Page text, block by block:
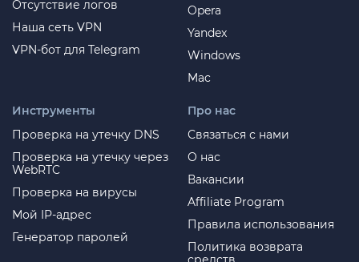
Отсутствие логов
Наша сеть VPN
VPN-бот для Telegram
Opera
Yandex
Windows
Mac
Про нас
Связаться с нами
О нас
Вакансии
Affiliate Program
Правила использования
Политика возврата
Инструменты
Проверка на утечку DNS
Проверка на утечку через
WebRTC
Проверка на вирусы
Мой IP-адрес
Генератор паролей